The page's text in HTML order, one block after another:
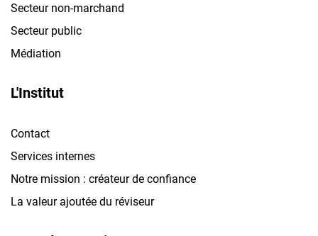
Secteur non-marchand
Secteur public
Médiation
L'Institut
Contact
Services internes
Notre mission : créateur de confiance
La valeur ajoutée du réviseur